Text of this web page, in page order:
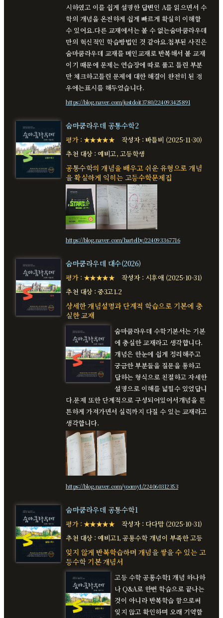
시하였고 이를 쉽게 설명한 답변인 A를 읽으면서 수
학의 개념을 온전하게 쉽게 빠르게 확실히 이해할
수 있어요.다른 교재에서는 볼 수 없는숨마쿰라우데
만의 혁신적인 학습방법인 것 같아요.첨부된 사진은
숨마쿰라우데 교재를 메인교재로 반복해서 볼 교재
이기 때문에 문제는 연습장에 따로 풀고 틀린 부분
만 체크하고틀린 문제에 대한 해결이 완전히 된 경
우에는표시를 해두었습니다.
https://blog.naver.com/justdoit3780/224093425891
숨마쿰라우데 공통수학2
평가 : ★★★★★
작성자 : 바틀비 (2025-11-30)
추천 대상 : 예비고, 고등학생
공통수학의 개념을 배우고 쉬운 유형으로 개념
을 확실하게 익히는 고등수학문제집
https://blog.naver.com/bartelby/224093367716
숨마쿰라우데 대수(2026)
평가 : ★★★★★
작성자 : 시후애 (2025-10-31)
추천 대상 : 중3고1.2
상세한 개념설명과 단계적 학습으로 기본에 충
실한 교재
숨마쿰라우데 수학기본서는 기본
에 충실한 교재라고 생각합니다.
개념은 한눈에 쉽게 정리해주고
궁금한 부분들을 질문을 통하고
답하는 형식으로 친절하고 자세한
설명으로 이해를 넓힐수 있었답니
다.문제 또한 단계적으로 구성되어있어서개념을 튼
튼하게 가져가면서 실력까지 다질 수 있는 교재라고
생각합니다.
https://blog.naver.com/yoomy1/224060312353
숨마쿰라우데 공통수학1
평가 : ★★★★★
작성자 : 다다맘 (2025-10-31)
추천 대상 : 예비고1, 공통수학 개념이 부족한 고등
잊지 않게 반복학습하며 개념을 쌓을 수 있는 고
등수학 기본 개념서
고등 수학 공통수학1 개념 하나하
나 Q&A로 한번 학습으로 끝나는
것이 아니라 반복학습 함으로써
잊지 않고 확인하며 오래 기억할